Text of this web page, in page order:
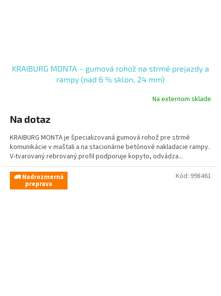
KRAIBURG MONTA – gumová rohož na strmé prejazdy a
rampy (nad 6 % sklon, 24 mm)
Na externom sklade
Na dotaz
KRAIBURG MONTA je špecializovaná gumová rohož pre strmé
komunikácie v maštali a na stacionárne betónové nakladacie rampy.
V-tvarovaný rebrovaný profil podporuje kopyto, odvádza...
🚛 Nadrozmerná
preprava
Kód: 998461